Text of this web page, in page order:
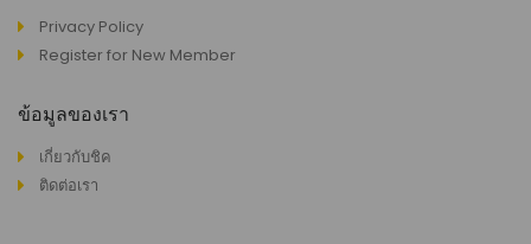
Privacy Policy
Register for New Member
ข้อมูลของเรา
เกี่ยวกับชิค
ติดต่อเรา